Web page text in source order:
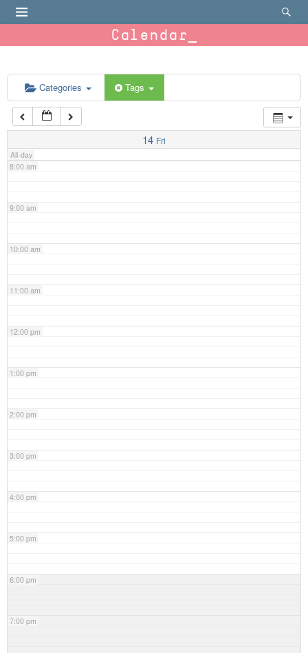
Calendar
Categories Tags
14 Fri
All-day
6:00 am
7:00 am
8:00 am
9:00 am
10:00 am
11:00 am
12:00 pm
1:00 pm
2:00 pm
3:00 pm
4:00 pm
5:00 pm
6:00 pm
7:00 pm